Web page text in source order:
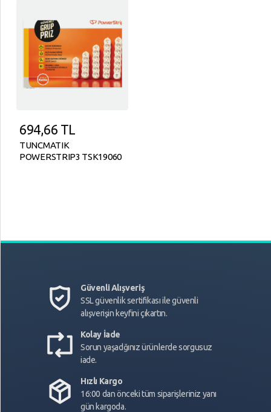
694,66 TL
TUNCMATIK
POWERSTRIP3 TSK19060
Güvenli Alışveriş
SSL güvenlik sertifikası ile güvenli
alışverişin keyfini çıkartın.
Kolay İade
Sorun yaşadğınız ürünlerde sorgusuz
iade.
Hızlı Kargo
16:00 dan önceki tüm siparişleriniz yanı
gün kargoda.